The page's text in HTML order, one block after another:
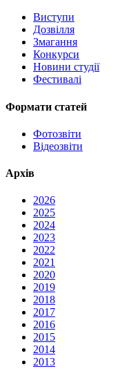
Виступи
Дозвілля
Змагання
Конкурси
Новини студії
Фестивалі
Формати статей
Фотозвіти
Відеозвіти
Архів
2026
2025
2024
2023
2022
2021
2020
2019
2018
2017
2016
2015
2014
2013